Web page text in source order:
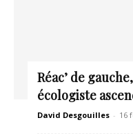
Réac’ de
écologiste
David Desgouilles - 16